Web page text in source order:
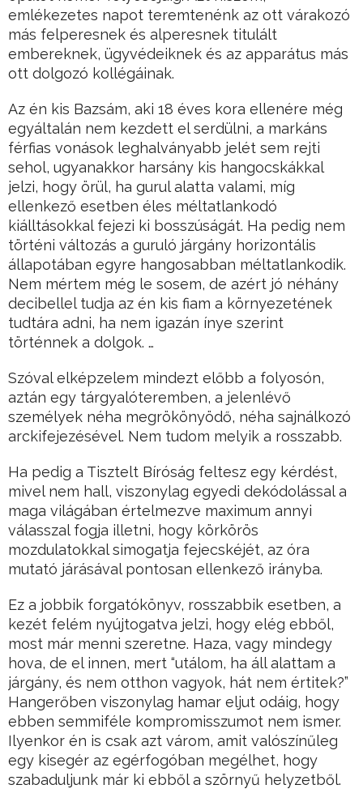
emlékezetes napot teremtenénk az ott várakozó
más felperesnek és alperesnek titulált
embereknek, ügyvédeiknek és az apparátus más
ott dolgozó kollégáinak.
Az én kis Bazsám, aki 18 éves kora ellenére még
egyáltalán nem kezdett el serdülni, a markáns
férfias vonások leghalványabb jelét sem rejti
sehol, ugyanakkor harsány kis hangocskákkal
jelzi, hogy örül, ha gurul alatta valami, míg
ellenkező esetben éles méltatlankodó
kiálltásokkal fejezi ki bosszúságát. Ha pedig nem
történi változás a guruló járgány horizontális
állapotában egyre hangosabban méltatlankodik.
Nem mértem még le sosem, de azért jó néhány
decibellel tudja az én kis fiam a környezetének
tudtára adni, ha nem igazán ínye szerint
történnek a dolgok. …
Szóval elképzelem mindezt előbb a folyosón,
aztán egy tárgyalóteremben, a jelenlévő
személyek néha megrökönyödő, néha sajnálkozó
arckifejezésével. Nem tudom melyik a rosszabb.
Ha pedig a Tisztelt Bíróság feltesz egy kérdést,
mivel nem hall, viszonylag egyedi dekódolással a
maga világában értelmezve maximum annyi
válasszal fogja illetni, hogy körkörös
mozdulatokkal simogatja fejecskéjét, az óra
mutató járásával pontosan ellenkező irányba.
Ez a jobbik forgatókönyv, rosszabbik esetben, a
kezét felém nyújtogatva jelzi, hogy elég ebből,
most már menni szeretne. Haza, vagy mindegy
hova, de el innen, mert “utálom, ha áll alattam a
járgány, és nem otthon vagyok, hát nem értitek?”
Hangerőben viszonylag hamar eljut odáig, hogy
ebben semmiféle kompromisszumot nem ismer.
Ilyenkor én is csak azt várom, amit valószínűleg
egy kisegér az egérfogóban megélhet, hogy
szabaduljunk már ki ebből a szörnyű helyzetből.